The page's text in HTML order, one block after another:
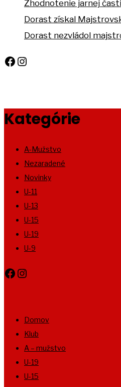
Zhodnotenie jarnej
Dorast získal
Dorast nezvládol
Facebook
Instagram
Kategórie
A-Mužstvo
Nezaradené
Novinky
U-11
U-13
U-15
U-19
U-9
Facebook
Instagram
Domov
Klub
A – mužstvo
U-19
U-15